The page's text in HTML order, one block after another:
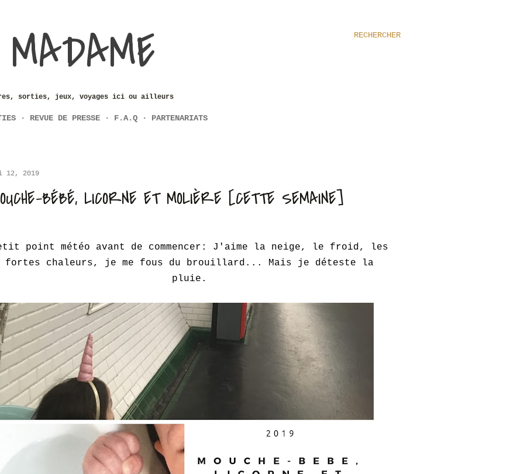
RECHERCHER
sorties, jeux, voyages ici ou ailleurs
REVUE DE PRESSE F.A.Q PARTENARIATS
12, 2019
BÉBÉ, LICORNE ET MOLIÈRE [CETTE SEMAINE]
point météo avant de commencer: J'aime la neige, le froid, les
fortes chaleurs, je me fous du brouillard... Mais je déteste la
pluie.